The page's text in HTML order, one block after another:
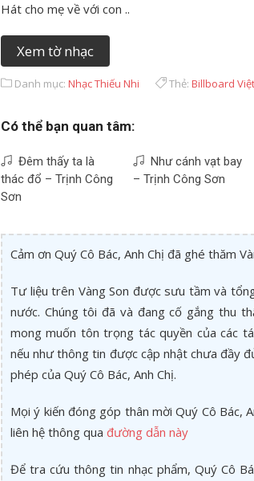
Hát cho mẹ về với con ..
Xem tờ nhạc
Danh mục: Nhạc Thiếu Nhi Thẻ: Billboard
Có thể bạn quan tâm:
Đêm thấy ta là
thác đổ – Trịnh Công
Sơn
Như cánh vạt bay
– Trịnh Công Sơn
Cảm ơn Quý Cô Bác, Anh Chị đã ghé thăm
Tư liệu trên Vàng Son được sưu tầm và
nước. Chúng tôi đã và đang cố gắng thu
mong muốn tôn trọng tác quyền của các
nếu như thông tin được cập nhật chưa đầy
phép của Quý Cô Bác, Anh Chị.
Mọi ý kiến đóng góp thân mời Quý Cô Bác,
liên hệ thông qua đường dẫn này
Để tra cứu thông tin nhạc phẩm, Quý Cô